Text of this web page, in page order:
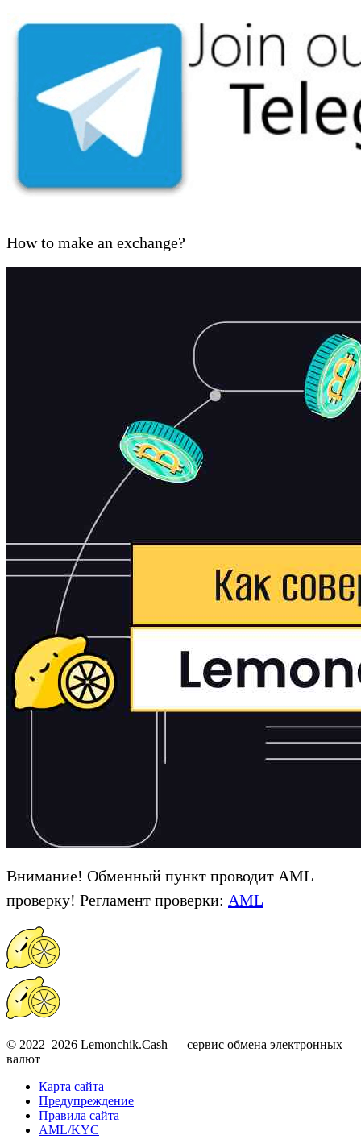
How to make an exchange?
Внимание! Обменный пункт проводит AML
проверку! Регламент проверки: AML
© 2022–2026 Lemonchik.Cash — сервис обмена электронных
валют
Карта сайта
Предупреждение
Правила сайта
AML/KYC